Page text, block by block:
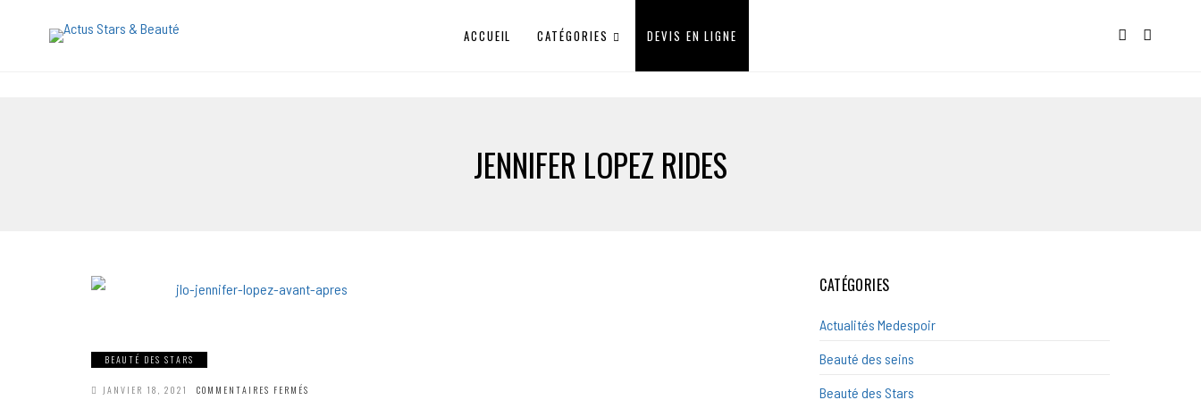
ACCUEIL CATÉGORIES DEVIS EN LIGNE
JENNIFER LOPEZ RIDES
BEAUTÉ DES STARS
JANVIER 18, 2021 COMMENTAIRES FERMÉS
CATÉGORIES
Actualités Medespoir
Beauté des seins
Beauté des Stars